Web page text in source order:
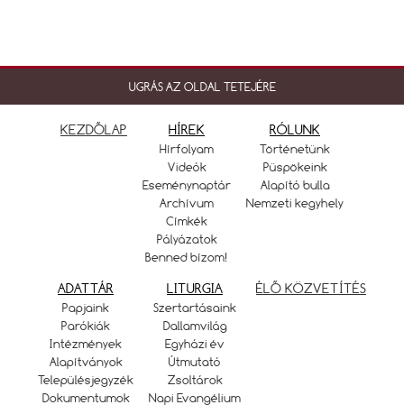
UGRÁS AZ OLDAL TETEJÉRE
KEZDŐLAP HÍREK
Hírfolyam
Videók
Eseménynaptár
Archívum
Címkék
Pályázatok
Benned bízom!
RÓLUNK
Történetünk
Püspökeink
Alapító bulla
Nemzeti kegyhely
ADATTÁR
Papjaink
Parókiák
Intézmények
Alapítványok
Településjegyzék
Dokumentumok
LITURGIA
Szertartásaink
Dallamvilág
Egyházi év
Útmutató
Zsoltárok
Napi Evangélium
ÉLŐ KÖZVETÍTÉS